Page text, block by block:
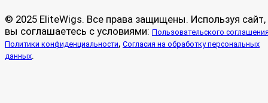
© 2025 EliteWigs. Все права защищены. Используя сайт,
вы соглашаетесь с условиями: Пользовательского
Политики конфиденциальности, Согласия на обработку персональных
данных.